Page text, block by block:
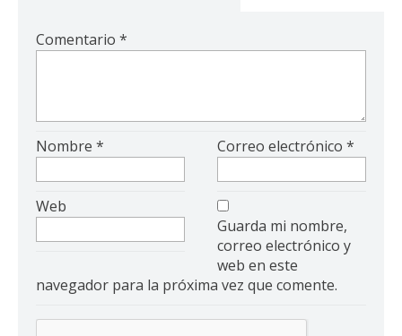
Comentario *
Nombre * Correo electrónico*
Web
Guarda mi nombre,
correo electrónico y
web en este
navegador para la próxima vez que comente.